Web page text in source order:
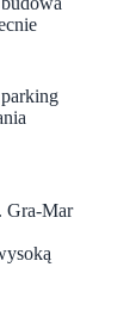
Gra-Mar